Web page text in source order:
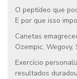
O peptídeo que
E por que isso
Canetas
Ozempic,
Exercício
resultados